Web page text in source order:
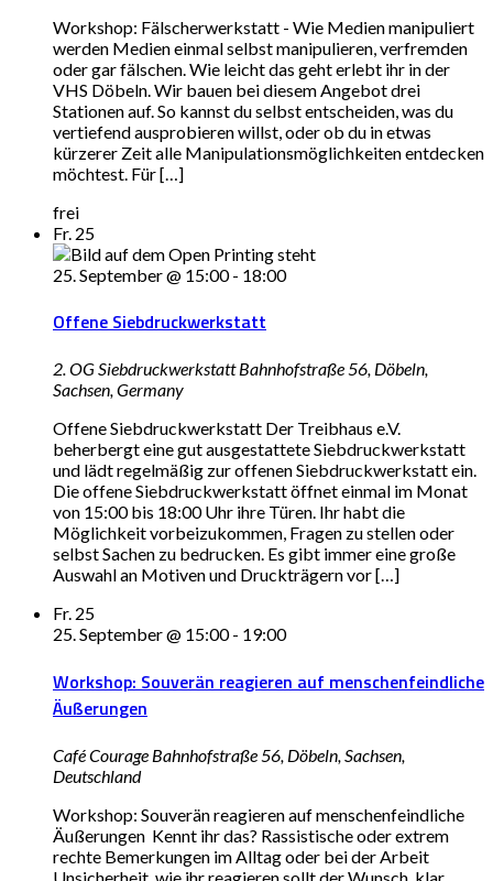
Workshop: Fälscherwerkstatt - Wie Medien manipuliert
werden Medien einmal selbst manipulieren, verfremden
oder gar fälschen. Wie leicht das geht erlebt ihr in der
VHS Döbeln. Wir bauen bei diesem Angebot drei
Stationen auf. So kannst du selbst entscheiden, was du
vertiefend ausprobieren willst, oder ob du in etwas
kürzerer Zeit alle Manipulationsmöglichkeiten entdecken
möchtest. Für […]
frei
Fr. 25
25. September @ 15:00- 18:00
Offene Siebdruckwerkstatt
2. OG SiebdruckwerkstattBahnhofstraße 56, Döbeln,
Sachsen, Germany
Offene Siebdruckwerkstatt Der Treibhaus e.V.
beherbergt eine gut ausgestattete Siebdruckwerkstatt
und lädt regelmäßig zur offenen Siebdruckwerkstatt ein.
Die offene Siebdruckwerkstatt öffnet einmal im Monat
von 15:00 bis 18:00 Uhr ihre Türen. Ihr habt die
Möglichkeit vorbeizukommen, Fragen zu stellen oder
selbst Sachen zu bedrucken. Es gibt immer eine große
Auswahl an Motiven und Druckträgern vor […]
Fr. 25
25. September @ 15:00- 19:00
Workshop: Souverän reagieren auf menschenfeindliche
Äußerungen
Café Courage Bahnhofstraße 56, Döbeln, Sachsen,
Deutschland
Workshop: Souverän reagieren auf menschenfeindliche
Äußerungen Kennt ihr das? Rassistische oder extrem
rechte Bemerkungen im Alltag oder bei der Arbeit